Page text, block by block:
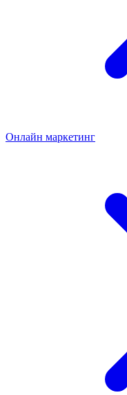
Онлайн маркетинг